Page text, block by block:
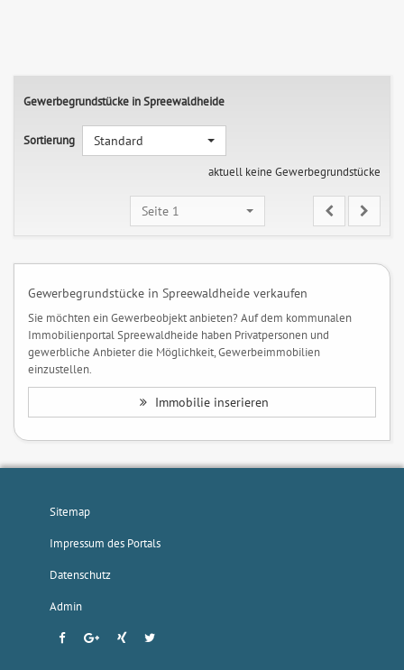
Gewerbegrundstücke in Spreewaldheide
Sortierung
Standard
aktuell keine Gewerbegrundstücke
Seite 1
Gewerbegrundstücke in Spreewaldheide verkaufen
Sie möchten ein Gewerbeobjekt anbieten? Auf dem kommunalen
Immobilienportal Spreewaldheide haben Privatpersonen und
gewerbliche Anbieter die Möglichkeit, Gewerbeimmobilien
einzustellen.
Immobilie inserieren
Sitemap
Impressum des Portals
Datenschutz
Admin